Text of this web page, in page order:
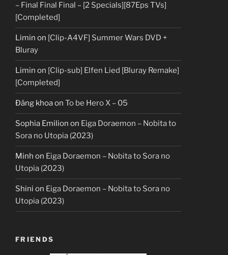
– Final Final Final – [2 Specials][87Eps TVs]
[Completed]
Limin on [Clip-A4VF] Summer Wars DVD +
Bluray
Limin on [Clip-sub] Elfen Lied [Bluray Remake]
[Completed]
Đăng khoaon To be Hero X – 05
Sophia Emilion on Eiga Doraemon – Nobita to
Sora no Utopia (2023)
Minh on Eiga Doraemon – Nobita to Sora no
Utopia (2023)
Shini on Eiga Doraemon – Nobita to Sora no
Utopia (2023)
FRIENDS